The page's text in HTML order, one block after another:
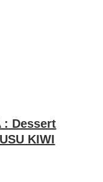
: Dessert
KIWI